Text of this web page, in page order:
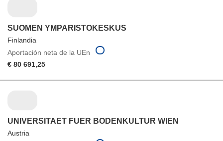
SUOMEN YMPARISTOKESKUS
Finlandia
Aportación neta de la UEn
€ 80 691,25
UNIVERSITAET FUER BODENKULTUR WIEN
Austria